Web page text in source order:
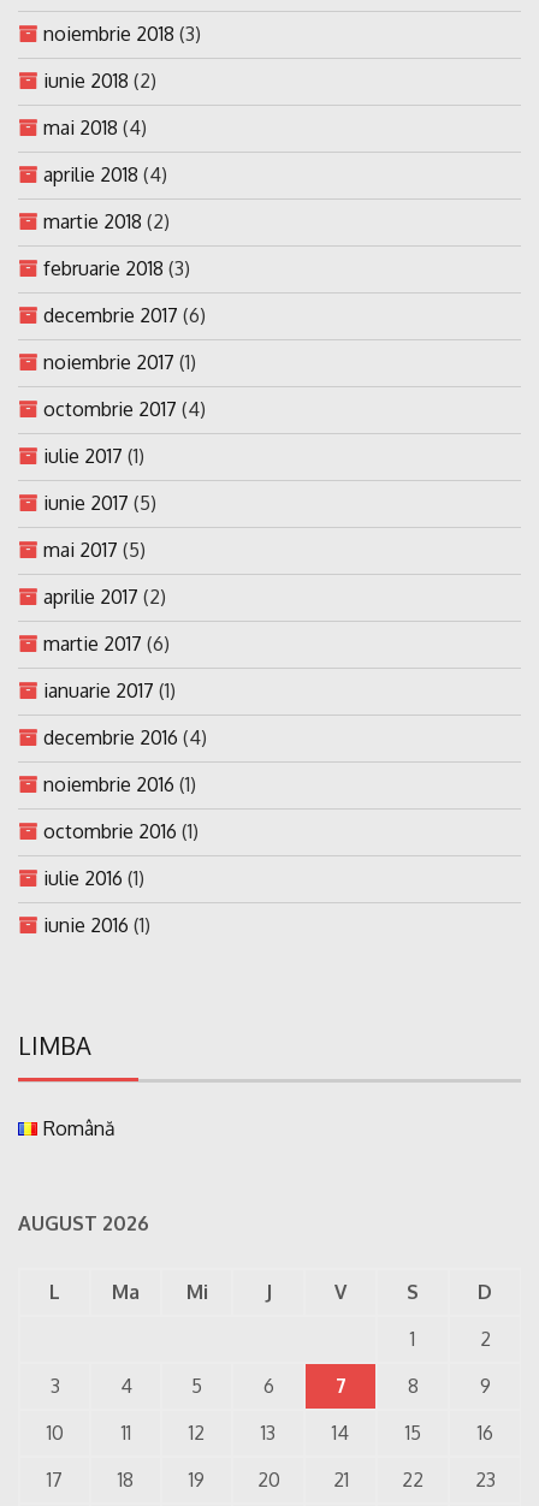
noiembrie 2018 (3)
iunie 2018 (2)
mai 2018 (4)
aprilie 2018 (4)
martie 2018 (2)
februarie 2018 (3)
decembrie 2017 (6)
noiembrie 2017 (1)
octombrie 2017 (4)
iulie 2017 (1)
iunie 2017 (5)
mai 2017 (5)
aprilie 2017 (2)
martie 2017 (6)
ianuarie 2017 (1)
decembrie 2016 (4)
noiembrie 2016 (1)
octombrie 2016 (1)
iulie 2016 (1)
iunie 2016 (1)
LIMBA
Română
AUGUST 2026
L Ma Mi J V S
D
1
2
3
4 5 6 7 8
9
10
11 12 13 14 15
16
17
18 19 20 21 22 23